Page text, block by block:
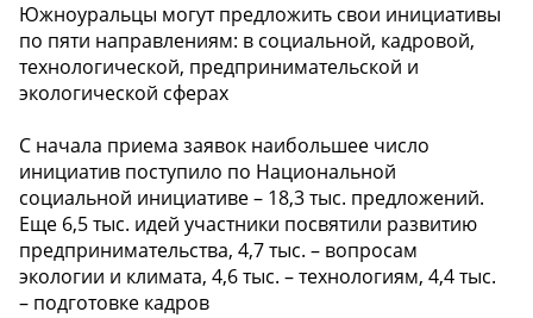
Южноуральцы могут предложить свои инициативы
по пяти направлениям: в социальной, кадровой,
технологической, предпринимательской и
экологической сферах
С начала приема заявок наибольшее число
инициатив поступило по Национальной
социальной инициативе – 18,3 тыс. предложений.
Еще 6,5 тыс. идей участники посвятили развитию
предпринимательства, 4,7 тыс. – вопросам
экологии и климата, 4,6 тыс. – технологиям, 4,4 тыс.
– подготовке кадров